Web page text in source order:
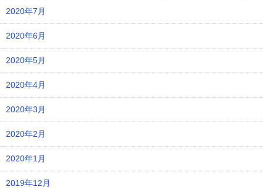
2020年7月
2020年6月
2020年5月
2020年4月
2020年3月
2020年2月
2020年1月
2019年12月